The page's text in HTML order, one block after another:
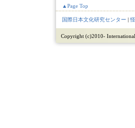
▲Page Top
国際日本文化研究センター |
Copyright (c)2010- International